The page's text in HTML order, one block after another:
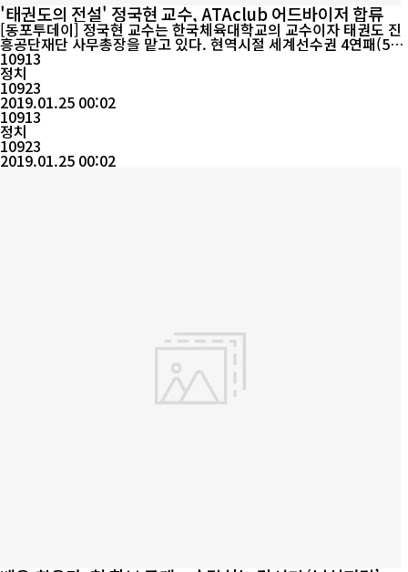
'태권도의 전설' 정국현 교수, ATAclub 어드바이저 합류
[동포투데이] 정국현 교수는 한국체육대학교의 교수이자 태권도 진
흥공단재단 사무총장을 맡고 있다. 현역시절 세계선수권 4연패(5회
~8회), 88 올림픽 웰터급 우승 등 최고의 겨루기 선수 중 한 명이다.
체급 대비 신장이 작은 편에 속했으나 전술적으로 아주 뛰어났기에
좋은 성적을 거둘 수 있었다. 특히 자신보다 신장이 좋은 선수, 힘이
센 선수, 앞발이 특기인 선수 등 자신만의 대처법을 만들 정도로 전
술적인 감각...
10913
정치
10923
2019.01.25 00:02
10913
정치
10923
2019.01.25 00:02